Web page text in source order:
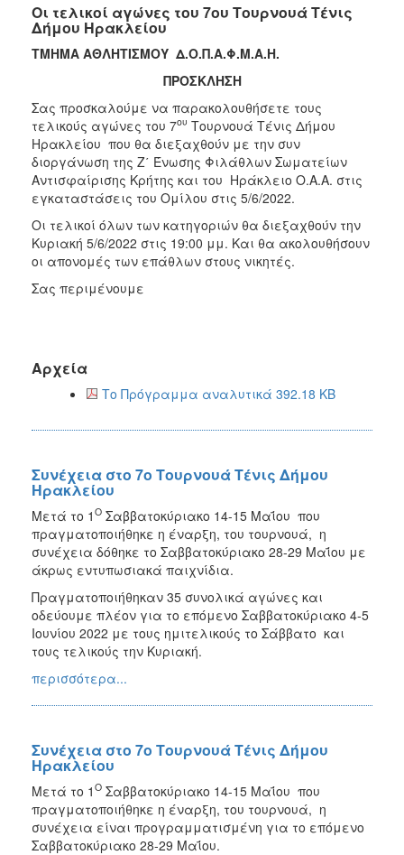
Οι τελικοί αγώνες του 7ου Τουρνουά Τένις
Δήμου Ηρακλείου
ΤΜΗΜΑ ΑΘΛΗΤΙΣΜΟΥ Δ.Ο.Π.Α.Φ.Μ.Α.Η.
ΠΡΟΣΚΛΗΣΗ
Σας προσκαλούμε να παρακολουθήσετε τους
τελικούς αγώνες του 7ου Τουρνουά Τένις Δήμου
Ηρακλείου που θα διεξαχθούν με την συν
διοργάνωση της Ζ΄ Ένωσης Φιλάθλων Σωματείων
Αντισφαίρισης Κρήτης και του Ηράκλειο Ο.Α.Α. στις
εγκαταστάσεις του Ομίλου στις 5/6/2022.
Οι τελικοί όλων των κατηγοριών θα διεξαχθούν την
Κυριακή 5/6/2022 στις 19:00 μμ. Και θα ακολουθήσουν
οι απονομές των επάθλων στους νικητές.
Σας περιμένουμε
Αρχεία
Το Πρόγραμμα αναλυτικά 392.18 KB
Συνέχεια στο 7ο Τουρνουά Τένις Δήμου
Ηρακλείου
Μετά το 1 Ο Σαββατοκύριακο 14-15 Μαΐου που
πραγματοποιήθηκε η έναρξη, του τουρνουά, η
συνέχεια δόθηκε το Σαββατοκύριακο 28-29 Μαΐου με
άκρως εντυπωσιακά παιχνίδια.
Πραγματοποιήθηκαν 35 συνολικά αγώνες και
οδεύουμε πλέον για το επόμενο Σαββατοκύριακο 4-5
Ιουνίου 2022 με τους ημιτελικούς το Σάββατο και
τους τελικούς την Κυριακή.
περισσότερα...
Συνέχεια στο 7ο Τουρνουά Τένις Δήμου
Ηρακλείου
Μετά το 1 Ο Σαββατοκύριακο 14-15 Μαΐου που
πραγματοποιήθηκε η έναρξη, του τουρνουά, η
συνέχεια είναι προγραμματισμένη για το επόμενο
Σαββατοκύριακο 28-29 Μαΐου.